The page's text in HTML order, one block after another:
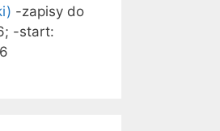
-zapisy do
-start: